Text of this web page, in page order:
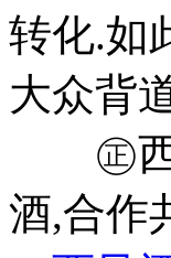
转化.如
大众背
㊣西
酒,合作